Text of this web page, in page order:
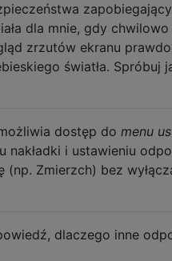
dla mnie, gdy
zrzutów ekranu
światła. Spróbuj
dostęp do menu
nakładki i ustawieniu
(np. Zmierzch) bez
dlaczego inne